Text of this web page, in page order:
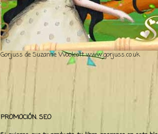
Gorjuss de Suzanne Woolcott www.gorjuss.co.uk
PROMOCIÓN. SEO